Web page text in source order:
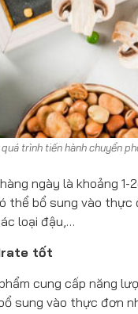
quá trình tiến hành chuyển
ngày là khoảng
thể bổ sung vào
loại đậu,…
tốt
cung cấp năng
sung vào thực đơn